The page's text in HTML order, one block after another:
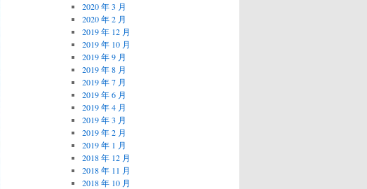
2020 年 3 月
2020 年 2 月
2019 年 12 月
2019 年 10 月
2019 年 9 月
2019 年 8 月
2019 年 7 月
2019 年 6 月
2019 年 4 月
2019 年 3 月
2019 年 2 月
2019 年 1 月
2018 年 12 月
2018 年 11 月
2018 年 10 月